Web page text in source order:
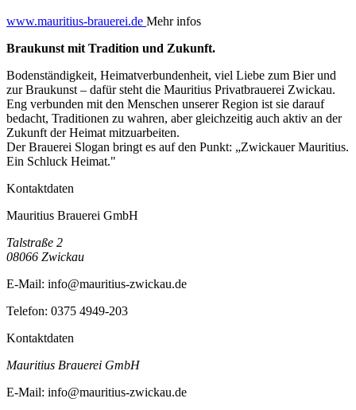
www.mauritius-brauerei.de Mehr infos
Braukunst mit Tradition und Zukunft.
Bodenständigkeit, Heimatverbundenheit, viel Liebe zum Bier und
zur Braukunst – dafür steht die Mauritius Privatbrauerei Zwickau.
Eng verbunden mit den Menschen unserer Region ist sie darauf
bedacht, Traditionen zu wahren, aber gleichzeitig auch aktiv an der
Zukunft der Heimat mitzuarbeiten.
Der Brauerei Slogan bringt es auf den Punkt: „Zwickauer Mauritius.
Ein Schluck Heimat."
Kontaktdaten
Mauritius Brauerei GmbH
Talstraße 2
08066 Zwickau
E-Mail: info@mauritius-zwickau.de
Telefon: 0375 4949-203
Kontaktdaten
Mauritius Brauerei GmbH
E-Mail: info@mauritius-zwickau.de